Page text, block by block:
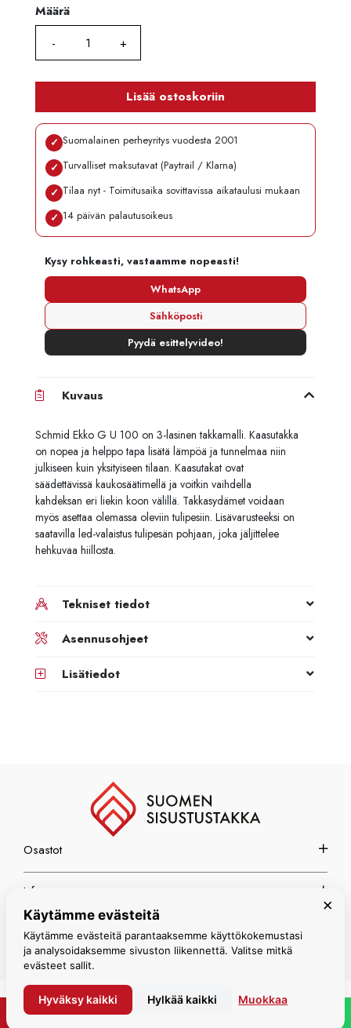
Määrä
Määrä
Lisää ostoskoriin
✓ Suomalainen perheyritys vuodesta 2001
✓ Turvalliset maksutavat (Paytrail / Klarna)
✓ Tilaa nyt - Toimitusaika sovittavissa aikataulusi mukaan
✓ 14 päivän palautusoikeus
Kysy rohkeasti, vastaamme nopeasti!
WhatsApp
Sähköposti
Pyydä esittelyvideo!
Kuvaus
Schmid Ekko G U 100 on 3-lasinen takkamalli. Kaasutakka
on nopea ja helppo tapa lisätä lämpöä ja tunnelmaa niin
julkiseen kuin yksityiseen tilaan. Kaasutakat ovat
säädettävissä kaukosäätimellä ja voitkin vaihdella
kahdeksan eri liekin koon välillä. Takkasydämet voidaan
myös asettaa olemassa oleviin tulipesiin. Lisävarusteeksi on
saatavilla led-valaistus tulipesän pohjaan, joka jäljittelee
hehkuvaa hiillosta.
Tekniset tiedot
Asennusohjeet
Lisätiedot
Osastot
Info
Espoon myymälä
© Suomen Sisustustakka 2026
PYYDÄ TARJOUS
×
Käytämme evästeitä
Käytämme evästeitä parantaaksemme käyttökokemustasi
ja analysoidaksemme sivuston liikennettä. Valitse mitkä
evästeet sallit.
Hyväksy kaikki Hylkää kaikki Muokkaa